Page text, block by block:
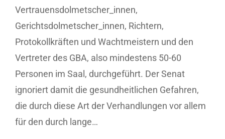
Vertrauensdolmetscher_innen,
Gerichtsdolmetscher_innen, Richtern,
Protokollkräften und Wachtmeistern und den
Vertreter des GBA, also mindestens 50-60
Personen im Saal, durchgeführt. Der Senat
ignoriert damit die gesundheitlichen Gefahren,
die durch diese Art der Verhandlungen vor allem
für den durch lange…